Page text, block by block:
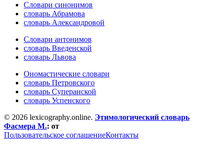
Словари синонимов
словарь Абрамова
словарь Александровой
Словари антонимов
словарь Введенской
словарь Львова
Ономастические словари
словарь Петровского
словарь Суперанской
словарь Успенского
© 2026 lexicography.online. Этимологический словарь
Фасмера М.: от
Пользовательское соглашениеКонтакты